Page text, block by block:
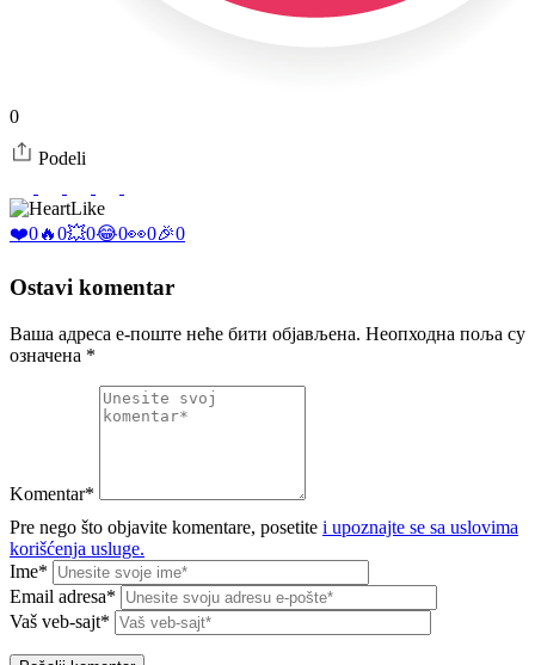
0
Podeli
Like
❤️0🔥0💥0😂0👀0🎉0
Ostavi komentar
Ваша адреса е-поште неће бити објављена. Неопходна поља су
означена *
Komentar*
Pre nego što objavite komentare, posetite i upoznajte se sa uslovima
korišćenja usluge.
Ime*
Email adresa*
Vaš veb-sajt*